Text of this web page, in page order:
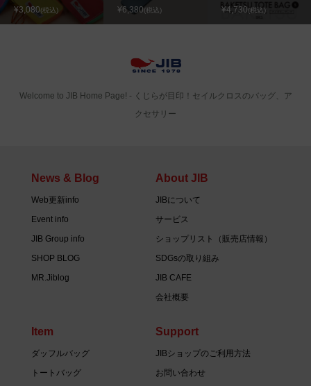
¥3,080(税込) ¥6,380(税込) ¥4,730(税込)
Welcome to JIB Home Page! ‐ くじらが目印！セイルクロスのバッグ、ア
クセサリー
News & Blog
Web更新info
Event info
JIB Group info
SHOP BLOG
MR.Jiblog
About JIB
JIBについて
サービス
ショップリスト（販売店情報）
SDGsの取り組み
JIB CAFE
会社概要
Item
ダッフルバッグ
トートバッグ
Support
JIBショップのご利用方法
お問い合わせ